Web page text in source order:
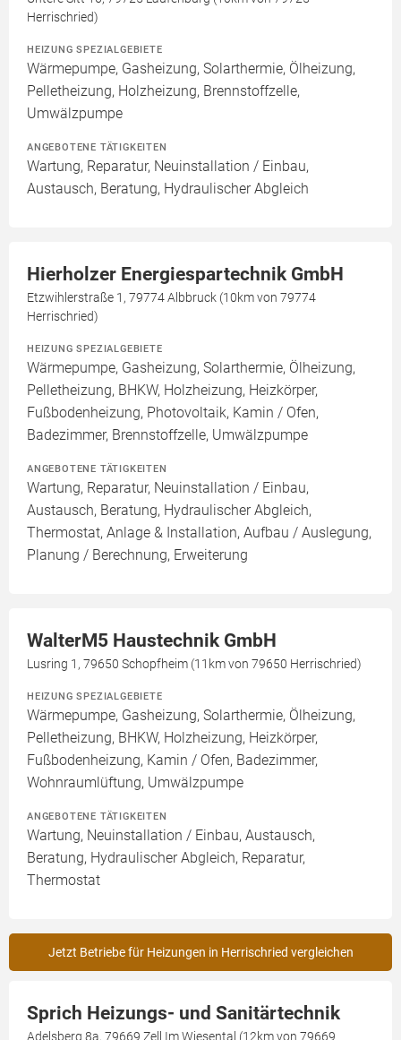
Herrischried)
HEIZUNG SPEZIALGEBIETE
Wärmepumpe, Gasheizung, Solarthermie, Ölheizung,
Pelletheizung, Holzheizung, Brennstoffzelle,
Umwälzpumpe
ANGEBOTENE TÄTIGKEITEN
Wartung, Reparatur, Neuinstallation / Einbau,
Austausch, Beratung, Hydraulischer Abgleich
Hierholzer Energiespartechnik GmbH
Etzwihlerstraße 1, 79774 Albbruck (10km von 79774
Herrischried)
HEIZUNG SPEZIALGEBIETE
Wärmepumpe, Gasheizung, Solarthermie, Ölheizung,
Pelletheizung, BHKW, Holzheizung, Heizkörper,
Fußbodenheizung, Photovoltaik, Kamin / Ofen,
Badezimmer, Brennstoffzelle, Umwälzpumpe
ANGEBOTENE TÄTIGKEITEN
Wartung, Reparatur, Neuinstallation / Einbau,
Austausch, Beratung, Hydraulischer Abgleich,
Thermostat, Anlage & Installation, Aufbau / Auslegung,
Planung / Berechnung, Erweiterung
WalterM5 Haustechnik GmbH
Lusring 1, 79650 Schopfheim (11km von 79650 Herrischried)
HEIZUNG SPEZIALGEBIETE
Wärmepumpe, Gasheizung, Solarthermie, Ölheizung,
Pelletheizung, BHKW, Holzheizung, Heizkörper,
Fußbodenheizung, Kamin / Ofen, Badezimmer,
Wohnraumlüftung, Umwälzpumpe
ANGEBOTENE TÄTIGKEITEN
Wartung, Neuinstallation / Einbau, Austausch,
Beratung, Hydraulischer Abgleich, Reparatur,
Thermostat
Jetzt Betriebe für Heizungen in Herrischried vergleichen
Sprich Heizungs- und Sanitärtechnik
Adelsberg 8a, 79669 Zell Im Wiesental (12km von 79669